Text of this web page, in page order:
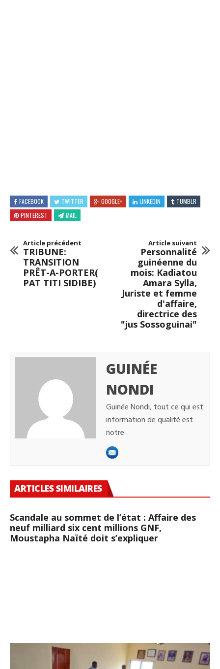
FACEBOOK TWITTER GOOGLE+ LINKEDIN
TUMBLR
PINTEREST
MAIL
Article précédent
TRIBUNE:
TRANSITION
PRÊT-A-PORTER(
PAT TITI SIDIBE)
Article suivant
Personnalité
guinéenne du
mois: Kadiatou
Amara Sylla,
Juriste et femme
d'affaire,
directrice des
"jus Sossoguinai"
GUINÉE
NONDI
Guinée Nondi, tout ce qui est
information de qualité est
notre
ARTICLES SIMILAIRES
Scandale au sommet de l’état : Affaire des
neuf milliard six cent millions GNF,
Moustapha Naïté doit s’expliquer